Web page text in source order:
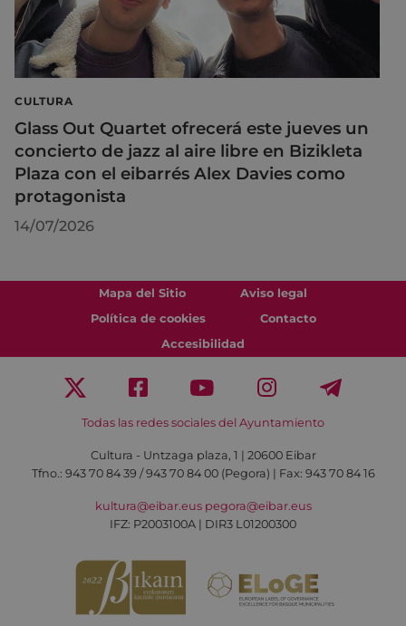
CULTURA
Glass Out Quartet ofrecerá este jueves un
concierto de jazz al aire libre en Bizikleta
Plaza con el eibarrés Alex Davies como
protagonista
14/07/2026
Mapa del Sitio
Aviso legal
Política de cookies
Contacto
Accesibilidad
Todas las redes sociales del Ayuntamiento
Cultura - Untzaga plaza, 1 | 20600 Eibar
Tfno.: 943 70 84 39 / 943 70 84 00 (Pegora) | Fax: 943 70 84 16
kultura@eibar.eus pegora@eibar.eus
IFZ: P2003100A | DIR3 L01200300